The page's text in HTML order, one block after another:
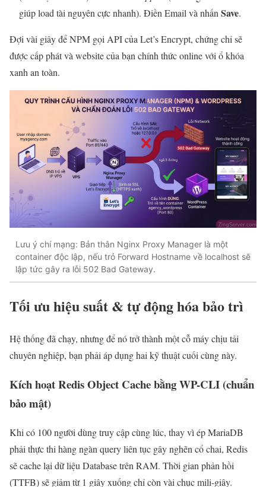
giúp load tài nguyên cực nhanh). Điền Email và nhấn Save.
Đợi vài giây để NPM gọi API của Let’s Encrypt, chứng chỉ sẽ
được cấp phát và website của bạn chính thức online với ổ khóa
xanh an toàn.
Lưu ý chí mạng: Bản thân Nginx Proxy Manager là một
container độc lập, nếu trỏ Forward Hostname về localhost sẽ
lập tức gây ra lỗi 502 Bad Gateway.
Tối ưu hiệu suất & tự động hóa bảo trì
Hệ thống đã chạy, nhưng để nó trở thành một cỗ máy chịu tải
chuyên nghiệp, bạn phải áp dụng hai kỹ thuật cuối cùng này.
Kích hoạt Redis Object Cache bằng WP-CLI (chuẩn
bảo mật)
Khi có 100 người dùng truy cập cùng lúc, thay vì ép MariaDB
phải thực thi hàng ngàn query liên tục gây nghẽn cổ chai, Redis
sẽ cache lại dữ liệu Database trên RAM. Thời gian phản hồi
(TTFB) sẽ giảm từ 1 giây xuống chỉ còn vài chục mili-giây.